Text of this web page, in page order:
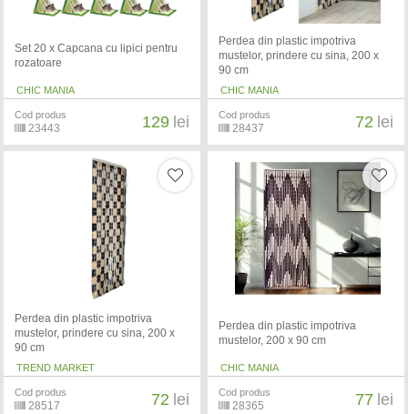
Set 20 x Capcana cu lipici pentru
rozatoare
CHIC MANIA
Cod produs
23443 129 lei
Perdea din plastic impotriva
mustelor, prindere cu sina, 200 x
90 cm
CHIC MANIA
Cod produs
28437 72 lei
Perdea din plastic impotriva
mustelor, prindere cu sina, 200 x
90 cm
TREND MARKET
Cod produs
28517 72 lei
Perdea din plastic impotriva
mustelor, 200 x 90 cm
CHIC MANIA
Cod produs
28365 77 lei